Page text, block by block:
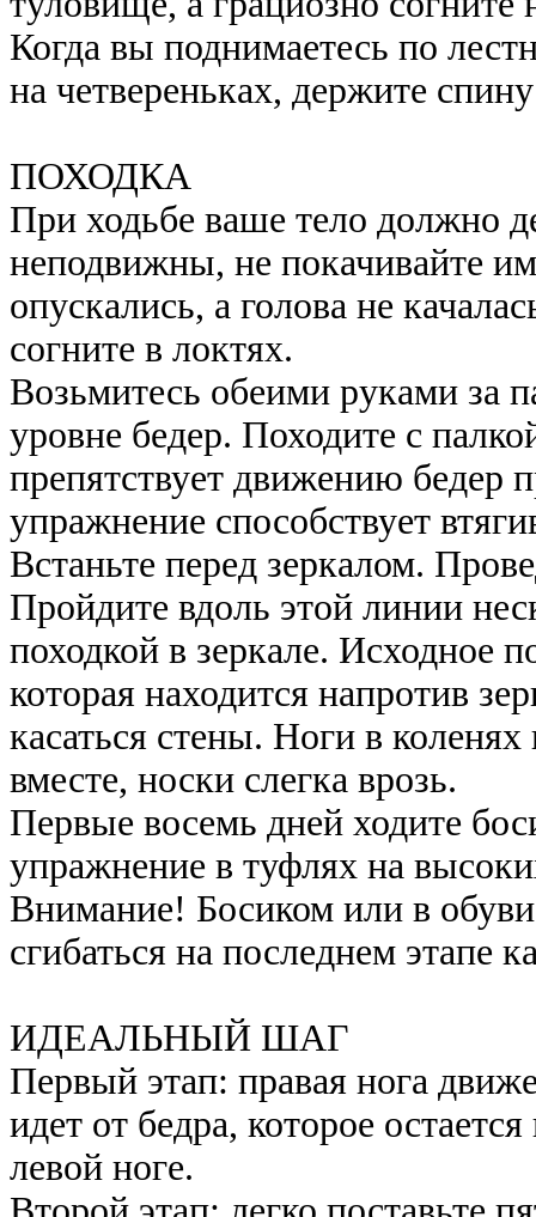
Когда вы поднимаетесь по
на четвереньках, держите
ПОХОДКА
При ходьбе ваше тело должно
неподвижны, не покачивайте
опускались, а голова не
согните в локтях.
Возьмитесь обеими руками за
уровне бедер. Походите с
препятствует движению бедер
упражнение способствует
Встаньте перед зеркалом.
Пройдите вдоль этой линии
походкой в зеркале. Исходное
которая находится напротив
касаться стены. Ноги в
вместе, носки слегка врозь.
Первые восемь дней ходите
упражнение в туфлях на
Внимание! Босиком или в
сгибаться на последнем этапе
ИДЕАЛЬНЫЙ ШАГ
Первый этап: правая нога
идет от бедра, которое
левой ноге.